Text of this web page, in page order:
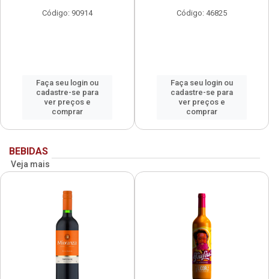
Código: 90914
Faça seu login ou
cadastre-se para
ver preços e
comprar
Código: 46825
Faça seu login ou
cadastre-se para
ver preços e
comprar
BEBIDAS
Veja mais